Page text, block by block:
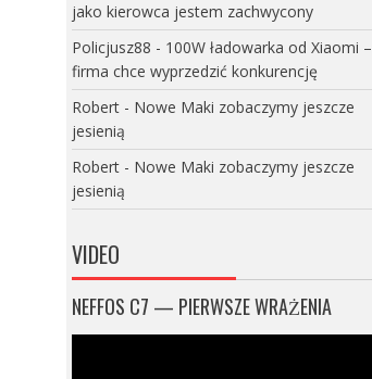
jako kierowca jestem zachwycony
Policjusz88 - 100W ładowarka od Xiaomi –
firma chce wyprzedzić konkurencję
Robert- Nowe Maki zobaczymy jeszcze
jesienią
Robert- Nowe Maki zobaczymy jeszcze
jesienią
VIDEO
NEFFOS C7 — PIERWSZE WRAŻENIA